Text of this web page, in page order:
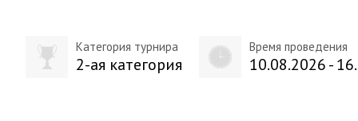
Категория турнира
2-ая категория
Время проведения
10.08.2026 -